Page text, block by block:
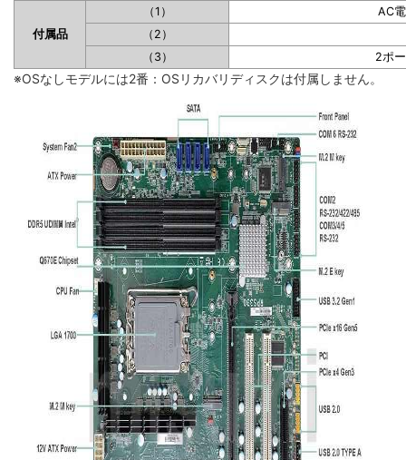
付属品
（1）
AC
（2）
（3）
2ポ
※OSなしモデルには2番：OSリカバリディスクは付属しません。